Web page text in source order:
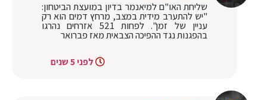
שליחת האו"ם למיאנמר בדיון במועצת הביטחון:
"יש להתערב מידית במצב, מרחץ דמים הוא רק
עניין של זמן". לפחות 521 אזרחים נהרגו
בהפגנות נגד ההפיכה הצבאית מאז פברואר
לפני 5 שנים